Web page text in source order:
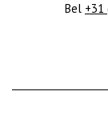
Bel +31